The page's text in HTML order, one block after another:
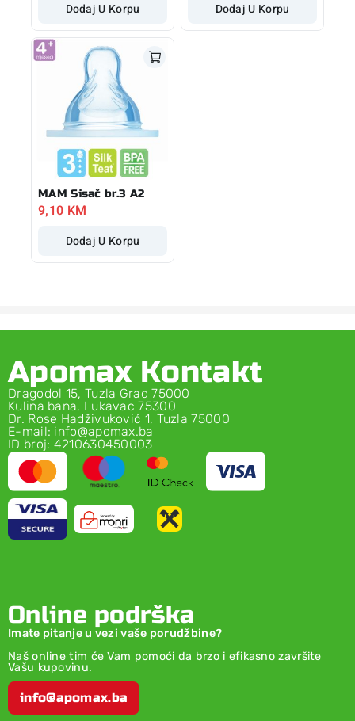
Dodaj U Korpu Dodaj U Korpu
MAM Sisač br.3 A2
9,10 KM
Dodaj U Korpu
Apomax Kontakt
Dragodol 15, Tuzla Grad 75000
Kulina bana, Lukavac 75300
Dr. Rose Hadživuković 1, Tuzla 75000
E-mail: info@apomax.ba
ID broj: 4210630450003
Online podrška
Imate pitanje u vezi vaše porudžbine?
Naš online tim će Vam pomoći da brzo i efikasno završite
Vašu kupovinu.
info@apomax.ba